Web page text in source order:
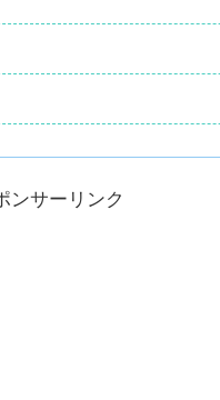
ンサーリンク